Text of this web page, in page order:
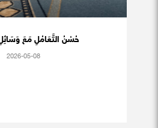
حُسْنُ التَّعَامُلِ مَعَ
2026-05-08